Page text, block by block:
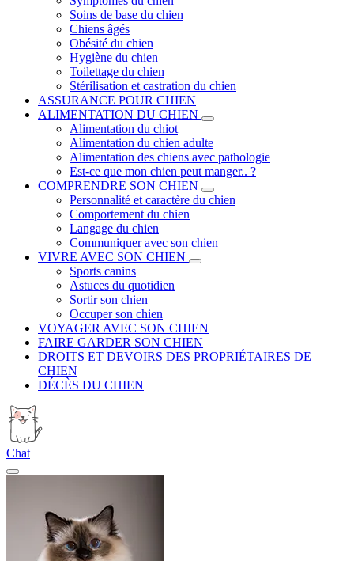
Soins de base du chien
Chiens âgés
Obésité du chien
Hygiène du chien
Toilettage du chien
Stérilisation et castration du chien
ASSURANCE POUR CHIEN
ALIMENTATION DU CHIEN
Alimentation du chiot
Alimentation du chien adulte
Alimentation des chiens avec pathologie
Est-ce que mon chien peut manger.. ?
COMPRENDRE SON CHIEN
Personnalité et caractère du chien
Comportement du chien
Langage du chien
Communiquer avec son chien
VIVRE AVEC SON CHIEN
Sports canins
Astuces du quotidien
Sortir son chien
Occuper son chien
VOYAGER AVEC SON CHIEN
FAIRE GARDER SON CHIEN
DROITS ET DEVOIRS DES PROPRIÉTAIRES DE
CHIEN
DÉCÈS DU CHIEN
Chat